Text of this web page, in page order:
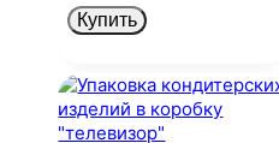
Купить